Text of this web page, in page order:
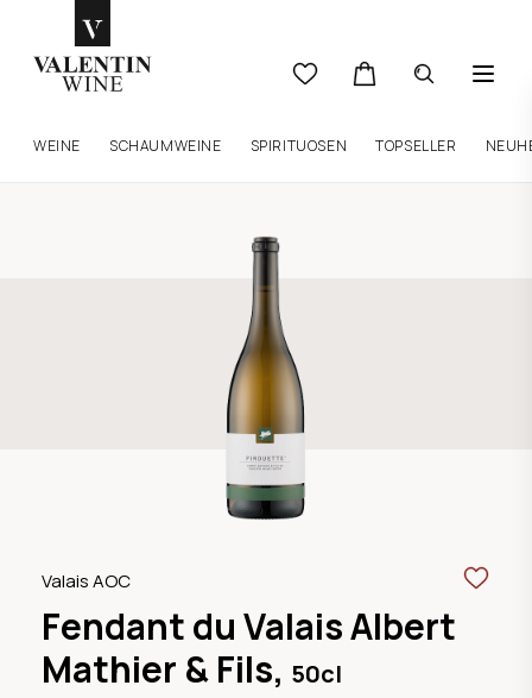
WEINE SCHAUMWEINE SPIRITUOSEN TOPSELLER
Valais AOC
Fendant du Valais Albert
Mathier & Fils, 50cl